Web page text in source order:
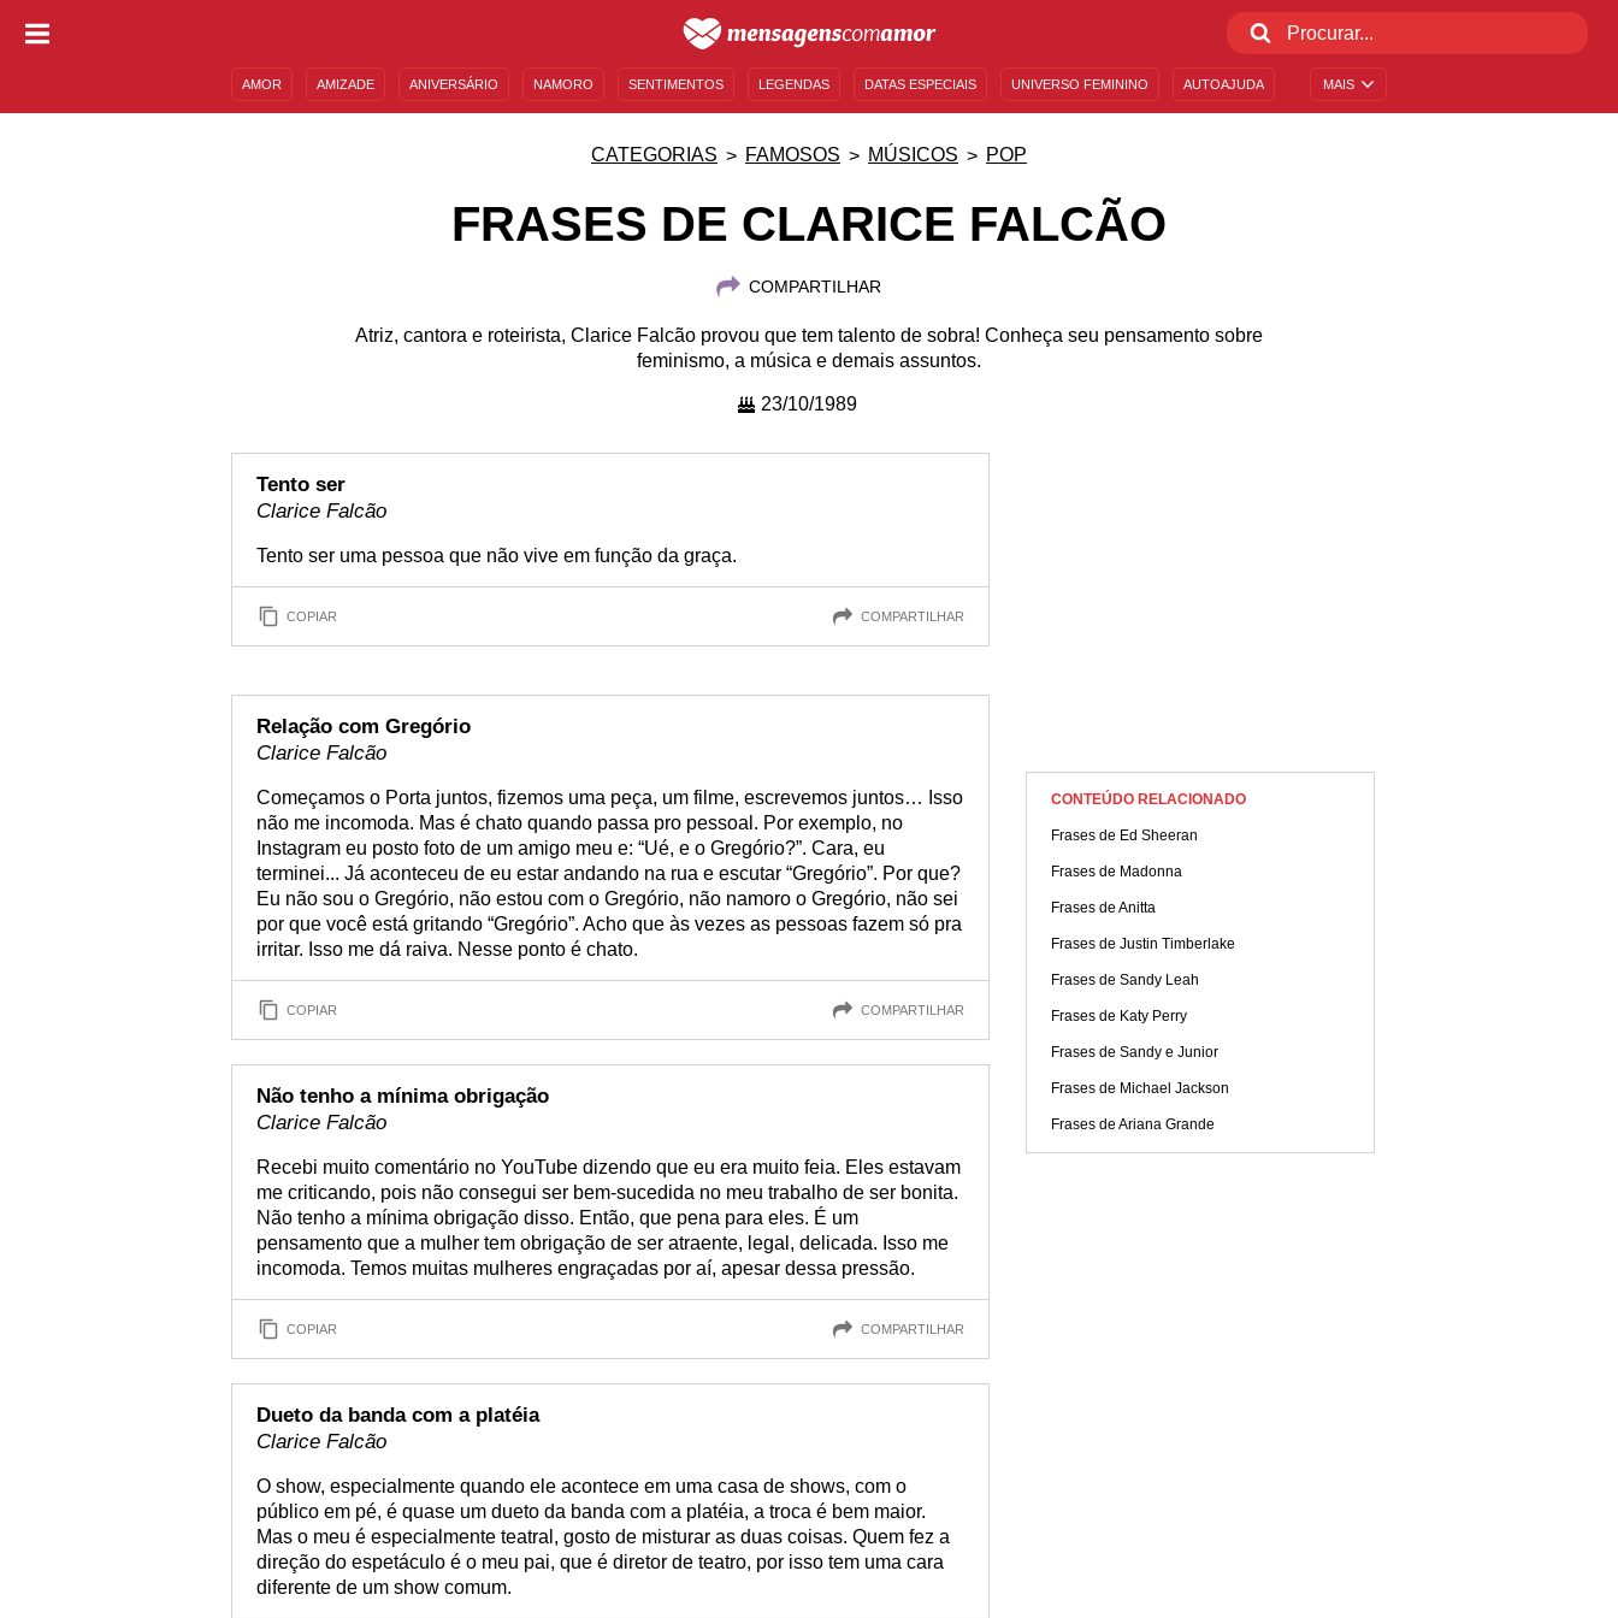
MAIS
AMOR AMIZADE ANIVERSÁRIO NAMORO SENTIMENTOS LEGENDAS DATAS ESPECIAIS UNIVERSO FEMININO AUTOAJUDA
CATEGORIAS FAMOSOS MÚSICOS POP
FRASES DE CLARICE FALCÃO
COMPARTILHAR
Atriz, cantora e roteirista, Clarice Falcão provou que tem talento de sobra! Conheça seu pensamento sobre
feminismo, a música e demais assuntos.
23/10/1989
Tento ser
Clarice Falcão
Tento ser uma pessoa que não vive em função da graça.
COPIAR COMPARTILHAR
Relação com Gregório
Clarice Falcão
Começamos o Porta juntos, fizemos uma peça, um filme, escrevemos juntos… Isso
não me incomoda. Mas é chato quando passa pro pessoal. Por exemplo, no
Instagram eu posto foto de um amigo meu e: “Ué, e o Gregório?”. Cara, eu
terminei... Já aconteceu de eu estar andando na rua e escutar “Gregório”. Por que?
Eu não sou o Gregório, não estou com o Gregório, não namoro o Gregório, não sei
por que você está gritando “Gregório”. Acho que às vezes as pessoas fazem só pra
irritar. Isso me dá raiva. Nesse ponto é chato.
COPIAR COMPARTILHAR
Não tenho a mínima obrigação
Clarice Falcão
Recebi muito comentário no YouTube dizendo que eu era muito feia. Eles estavam
me criticando, pois não consegui ser bem-sucedida no meu trabalho de ser bonita.
Não tenho a mínima obrigação disso. Então, que pena para eles. É um
pensamento que a mulher tem obrigação de ser atraente, legal, delicada. Isso me
incomoda. Temos muitas mulheres engraçadas por aí, apesar dessa pressão.
COPIAR COMPARTILHAR
Dueto da banda com a platéia
Clarice Falcão
O show, especialmente quando ele acontece em uma casa de shows, com o
público em pé, é quase um dueto da banda com a platéia, a troca é bem maior.
Mas o meu é especialmente teatral, gosto de misturar as duas coisas. Quem fez a
direção do espetáculo é o meu pai, que é diretor de teatro, por isso tem uma cara
diferente de um show comum.
CONTEÚDO RELACIONADO
Frases de Ed Sheeran
Frases de Madonna
Frases de Anitta
Frases de Justin Timberlake
Frases de Sandy Leah
Frases de Katy Perry
Frases de Sandy e Junior
Frases de Michael Jackson
Frases de Ariana Grande